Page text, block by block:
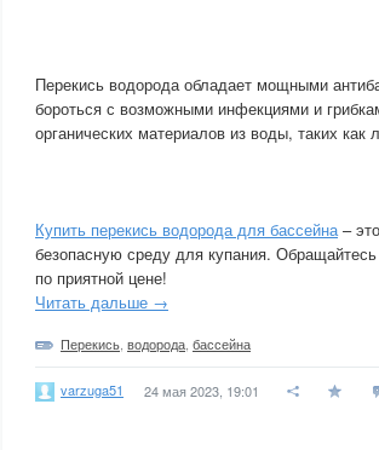
Перекись водорода обладает мощными
бороться с возможными инфекциями и
органических материалов из воды, таких как
Купить перекись водорода для бассейна–
безопасную среду для купания.
по приятной цене!
Читать дальше →
Перекись водорода бассейна
varzuga51 24 мая 2023, 19:01